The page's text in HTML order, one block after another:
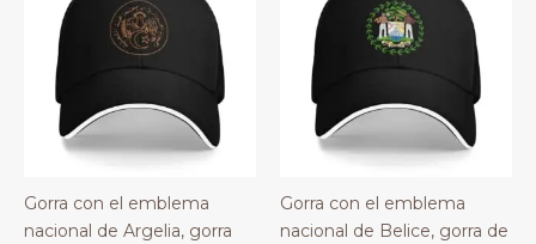
Gorra con el emblema
nacional de Argelia, gorra
Gorra con el emblema
nacional de Belice, gorra de